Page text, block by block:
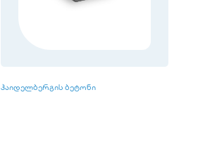
ჰაიდელბერგის ბეტონი